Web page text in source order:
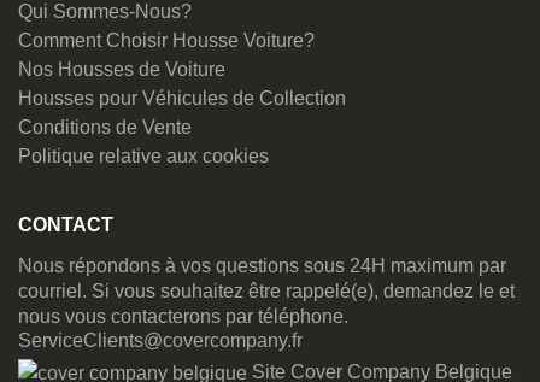
Qui Sommes-Nous?
Comment Choisir Housse Voiture?
Nos Housses de Voiture
Housses pour Véhicules de Collection
Conditions de Vente
Politique relative aux cookies
CONTACT
Nous répondons à vos questions sous 24H maximum par
courriel. Si vous souhaitez être rappelé(e), demandez le et
nous vous contacterons par téléphone.
ServiceClients@covercompany.fr
Site Cover Company Belgique